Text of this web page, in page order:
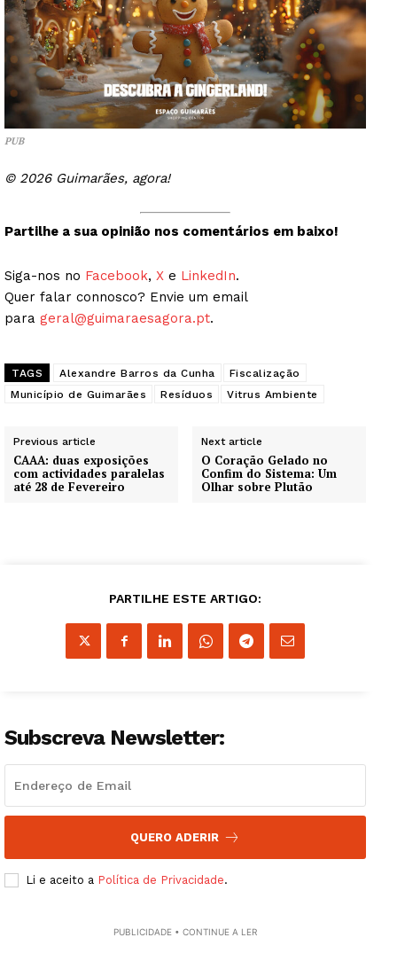
Guimarães, agora!
PUB
© 2026 Guimarães, agora!
Partilhe a sua opinião nos comentários em baixo!
Siga-nos no Facebook, X e LinkedIn.
Quer falar connosco? Envie um email
para geral@guimaraesagora.pt.
TAGS Alexandre Barros da Cunha
Fiscalização
Município de Guimarães
Resíduos Vitrus Ambiente
Previous article
CAAA: duas exposições
com actividades paralelas
até 28 de Fevereiro
Next article
O Coração Gelado no
Confim do Sistema: Um
Olhar sobre Plutão
PARTILHE ESTE ARTIGO:
Subscreva Newsletter:
QUERO ADERIR
Li e aceito a Política de Privacidade.
PUBLICIDADE • CONTINUE A LER